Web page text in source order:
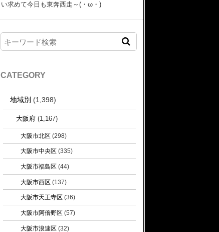
い求めて今日も東奔西走～(・ω・)
CATEGORY
地域別 (1,398)
大阪府(1,167)
大阪市北区(298)
大阪市中央区 (335)
大阪市福島区(44)
大阪市西区(137)
大阪市天王寺区 (36)
大阪市阿倍野区(57)
大阪市浪速区(32)